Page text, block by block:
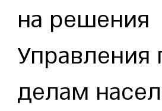
на решения
Управления
делам